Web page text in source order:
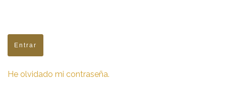
He olvidado mi contraseña.